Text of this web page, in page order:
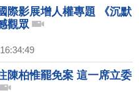
際影展增人權專題 《沉默
觀眾
陳柏惟罷免案 這一席立委